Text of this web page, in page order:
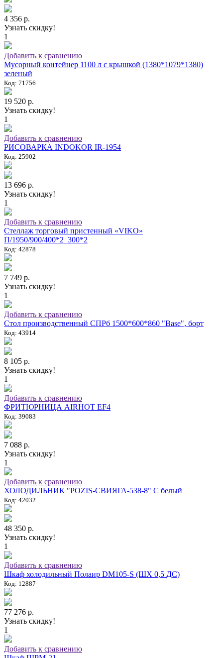
4 356 р.
Узнать скидку!
1
Добавить к сравнению
Мусорный контейнер 1100 л с крышкой (1380*1079*1380)
зеленый
Код: 71756
19 520 р.
Узнать скидку!
1
Добавить к сравнению
РИСОВАРКА INDOKOR IR-1954
Код: 25902
13 696 р.
Узнать скидку!
1
Добавить к сравнению
Стеллаж торговый пристенный «VIKO»
П/1950/900/400*2_300*2
Код: 42878
7 749 р.
Узнать скидку!
1
Добавить к сравнению
Стол производственный СПРб 1500*600*860 "Base", борт
Код: 43914
8 105 р.
Узнать скидку!
1
Добавить к сравнению
ФРИТЮРНИЦА AIRHOT EF4
Код: 39083
7 088 р.
Узнать скидку!
1
Добавить к сравнению
ХОЛОДИЛЬНИК "POZIS-СВИЯГА-538-8" C белый
Код: 42032
48 350 р.
Узнать скидку!
1
Добавить к сравнению
Шкаф холодильный Полаир DM105-S (ШХ 0,5 ДС)
Код: 12887
77 276 р.
Узнать скидку!
1
Добавить к сравнению